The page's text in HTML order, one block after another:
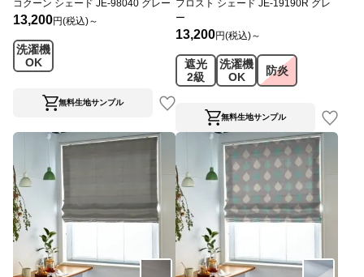
コクーン シェード JE-98040 グレー
13,200円(税込)～
洗濯機
OK
無料生地サンプル
フロスト シェード JE-19190R グレ
ー
13,200円(税込)～
遮光
2級
洗濯機
OK
防炎
無料生地サンプル